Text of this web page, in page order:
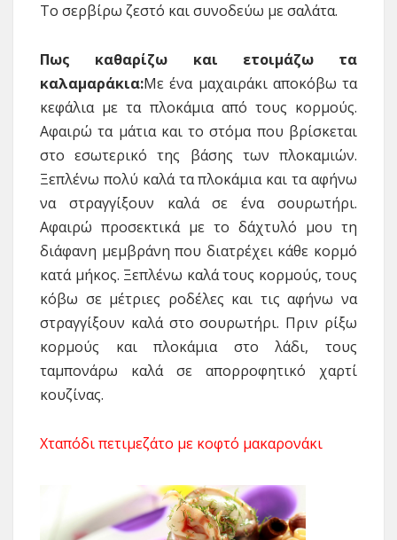
Το σερβίρω ζεστό και συνοδεύω με σαλάτα.
Πως καθαρίζω και ετοιμάζω τα
καλαμαράκια:Με ένα μαχαιράκι αποκόβω τα
κεφάλια με τα πλοκάμια από τους κορμούς.
Αφαιρώ τα μάτια και το στόμα που βρίσκεται
στο εσωτερικό της βάσης των πλοκαμιών.
Ξεπλένω πολύ καλά τα πλοκάμια και τα αφήνω
να στραγγίξουν καλά σε ένα σουρωτήρι.
Αφαιρώ προσεκτικά με το δάχτυλό μου τη
διάφανη μεμβράνη που διατρέχει κάθε κορμό
κατά μήκος. Ξεπλένω καλά τους κορμούς, τους
κόβω σε μέτριες ροδέλες και τις αφήνω να
στραγγίξουν καλά στο σουρωτήρι. Πριν ρίξω
κορμούς και πλοκάμια στο λάδι, τους
ταμπονάρω καλά σε απορροφητικό χαρτί
κουζίνας.
Χταπόδι πετιμεζάτο με κοφτό μακαρονάκι